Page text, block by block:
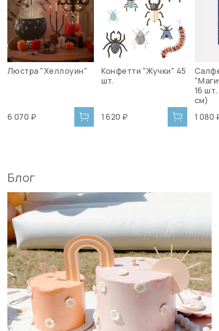
Люстра "Хеллоуин"
6 070 ₽
Конфетти "Жучки" 45
шт.
1 620 ₽
16
см)
1 080
Блог